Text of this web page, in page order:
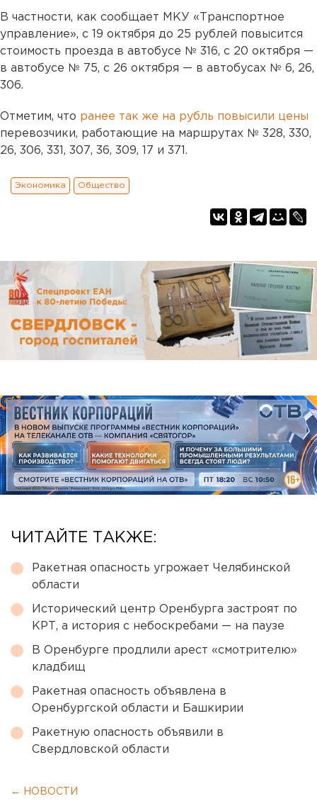
В частности, как сообщает МКУ «Транспортное
управление», с 19 октября до 25 рублей повысится
стоимость проезда в автобусе № 316, с 20 октября —
в автобусе № 75, с 26 октября — в автобусах № 6, 26,
306.
Отметим, что ранее так же на рубль повысили цены
перевозчики, работающие на маршрутах № 328, 330,
26, 306, 331, 307, 36, 309, 17 и 371.
Экономика Общество
ЧИТАЙТЕ ТАКЖЕ:
Ракетная опасность угрожает Челябинской
области
Исторический центр Оренбурга застроят по
КРТ, а история с небоскребами — на паузе
В Оренбурге продлили арест «смотрителю»
кладбищ
Ракетная опасность объявлена в
Оренбургской области и Башкирии
Ракетную опасность объявили в
Свердловской области
← НОВОСТИ